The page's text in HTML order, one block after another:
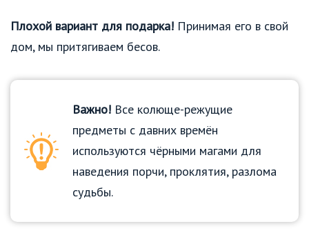
Плохой вариант для подарка! Принимая его в свой
дом, мы притягиваем бесов.
Важно! Все колюще-режущие
предметы с давних времён
используются чёрными магами для
наведения порчи, проклятия, разлома
судьбы.